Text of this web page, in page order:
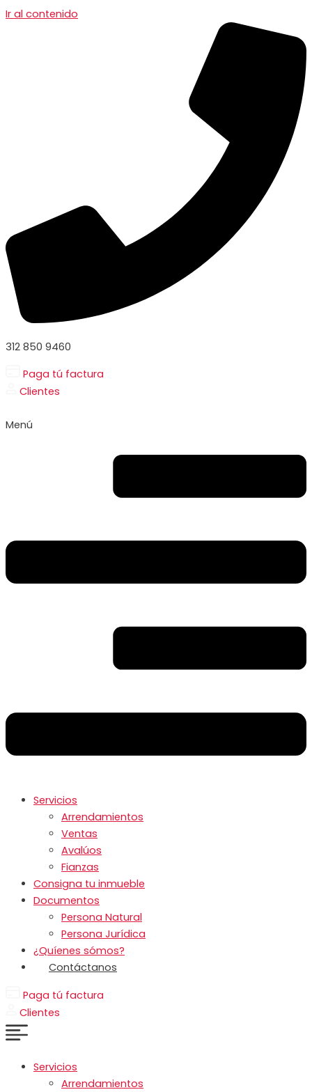
Ir al contenido
312 850 9460
Paga tú factura
Clientes
Menú
Servicios
Arrendamientos
Ventas
Avalúos
Fianzas
Consigna tu inmueble
Documentos
Persona Natural
Persona Jurídica
¿Quíenes sómos?
Contáctanos
Paga tú factura
Clientes
Servicios
Arrendamientos